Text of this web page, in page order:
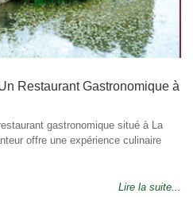
Restaurant Gastronomique à
gastronomique situé à La
offre une expérience culinaire
Lire la suite...